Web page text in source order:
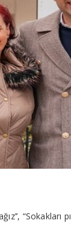
“Sokakları